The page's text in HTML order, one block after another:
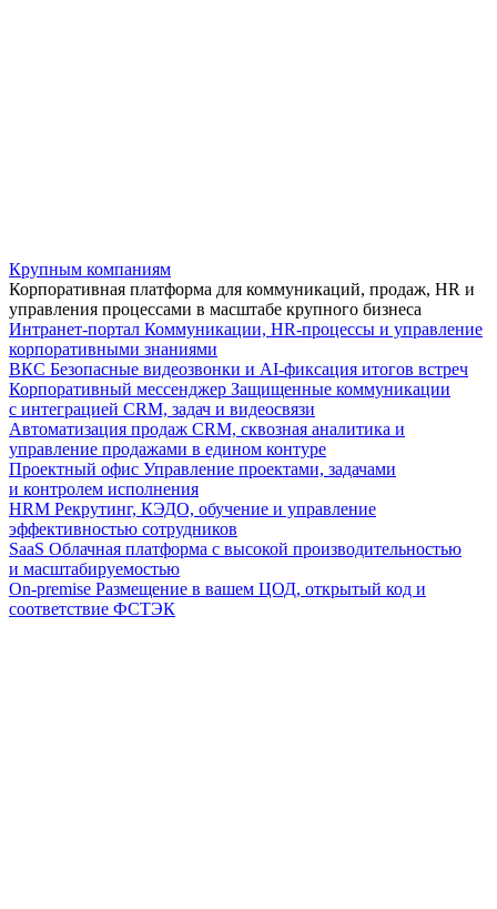
Крупным компаниям
Корпоративная платформа для коммуникаций, продаж, HR и
управления процессами в масштабе крупного бизнеса
Интранет-портал Коммуникации, HR-процессы и управление
корпоративными знаниями
ВКС Безопасные видеозвонки и AI-фиксация итогов встреч
Корпоративный мессенджер Защищенные коммуникации
с интеграцией CRM, задач и видеосвязи
Автоматизация продаж CRM, сквозная аналитика и
управление продажами в едином контуре
Проектный офис Управление проектами, задачами
и контролем исполнения
HRM Рекрутинг, КЭДО, обучение и управление
эффективностью сотрудников
SaaS Облачная платформа с высокой производительностью
и масштабируемостью
On-premise Размещение в вашем ЦОД, открытый код и
соответствие ФСТЭК